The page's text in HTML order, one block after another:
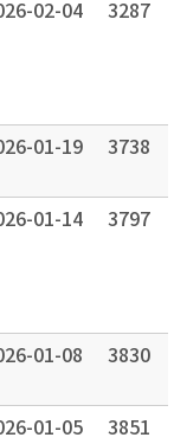
02-04 3287
01-19 3738
01-14 3797
01-08 3830
01-05 3851